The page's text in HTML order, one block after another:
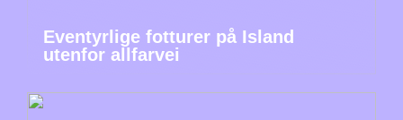
Eventyrlige fotturer på Island
utenfor allfarvei